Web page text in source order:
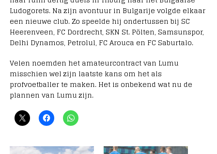
Ludogorets. Na zijn avontuur in Bulgarije volgde elkaar
een nieuwe club. Zo speelde hij ondertussen bij SC
Heerenveen, FC Dordrecht, SKN St. Pölten, Samsunspor,
Delhi Dynamos, Petrolul, FC Arouca en FC Saburtalo.
Velen noemden het amateurcontract van Lumu
misschien wel zijn laatste kans om het als
profvoetballer te maken. Het is onbekend wat nu de
plannen van Lumu zijn.